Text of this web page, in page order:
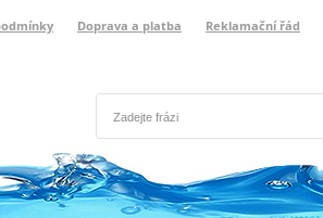
Doprava a platba Reklamační řád